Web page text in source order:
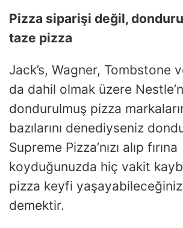
Pizza siparişi değil,
taze pizza
Jack’s, Wagner, Tombstone
da dahil olmak üzere
dondurulmuş pizza
bazılarını denediyseniz
Supreme Pizza’nızı alıp fırına
koyduğunuzda hiç vakit
pizza keyfi
demektir.